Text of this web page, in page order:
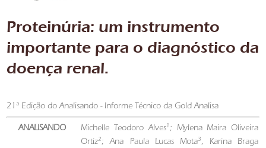
Proteinúria: um instrumento
importante para o diagnóstico da
doença renal.
21ª Edição do Analisando - Informe Técnico da Gold Analisa
ANALISANDO Michelle Teodoro Alves1 ; Mylena Maira Oliveira
Ortiz2; Ana Paula Lucas Mota3, Karina Braga